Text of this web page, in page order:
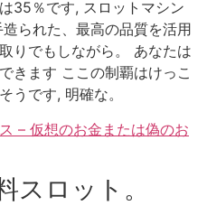
35％です, スロットマシン
られた、最高の品質を活用
りでもしながら。 あなたは
きます ここの制覇はけっこ
うです, 明確な。
– 仮想のお金または偽のお
スロット。